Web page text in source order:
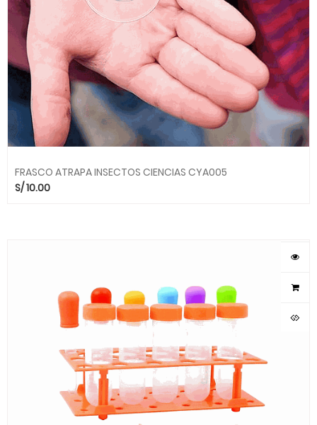
FRASCO ATRAPA INSECTOS CIENCIAS CYA005
S/10.00